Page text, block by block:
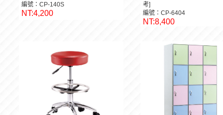
編號：CP-140S
NT:4,200
考]
編號：CP-6404
NT:8,400